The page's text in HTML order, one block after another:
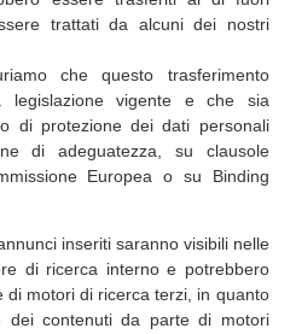
trattati da alcuni dei nostri
che questo trasferimento
legislazione vigente e che sia
di protezione dei dati personali
di adeguatezza, su clausole
Europea o su Binding
inseriti saranno visibili nelle
di ricerca interno e potrebbero
di motori di ricerca terzi, in quanto
dei contenuti da parte di motori